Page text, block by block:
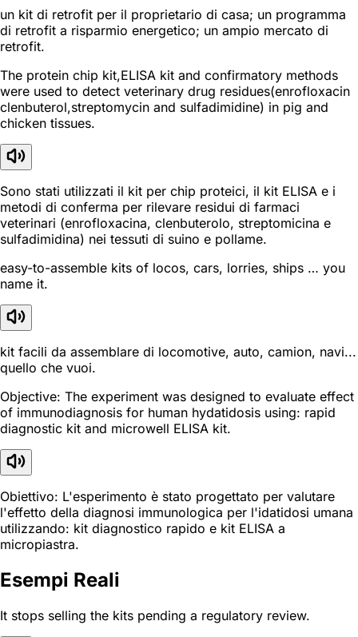
un kit di retrofit per il proprietario di casa; un programma
di retrofit a risparmio energetico; un ampio mercato di
retrofit.
The protein chip kit,ELISA kit and confirmatory methods
were used to detect veterinary drug residues(enrofloxacin
clenbuterol,streptomycin and sulfadimidine) in pig and
chicken tissues.
Sono stati utilizzati il kit per chip proteici, il kit ELISA e i
metodi di conferma per rilevare residui di farmaci
veterinari (enrofloxacina, clenbuterolo, streptomicina e
sulfadimidina) nei tessuti di suino e pollame.
easy-to-assemble kits of locos, cars, lorries, ships … you
name it.
kit facili da assemblare di locomotive, auto, camion, navi...
quello che vuoi.
Objective: The experiment was designed to evaluate effect
of immunodiagnosis for human hydatidosis using: rapid
diagnostic kit and microwell ELISA kit.
Obiettivo: L'esperimento è stato progettato per valutare
l'effetto della diagnosi immunologica per l'idatidosi umana
utilizzando: kit diagnostico rapido e kit ELISA a
micropiastra.
Esempi Reali
It stops selling the kits pending a regulatory review.